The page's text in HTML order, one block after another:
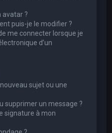
avatar ?
puis-je le modifier ?
me connecter lorsque je
d’un
sujet ou une
supprimer un message ?
signature à mon